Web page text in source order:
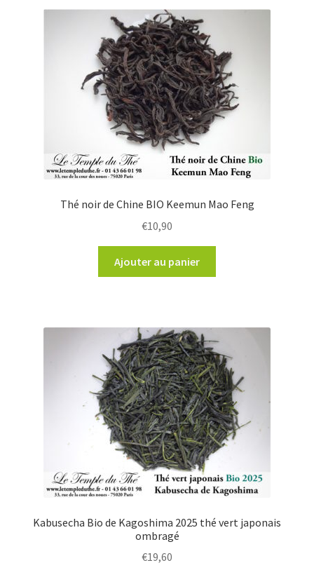
Thé noir de Chine BIO Keemun Mao Feng
€10,90
Ajouter au panier
Kabusecha Bio de Kagoshima 2025 thé vert japonais
ombragé
€19,60